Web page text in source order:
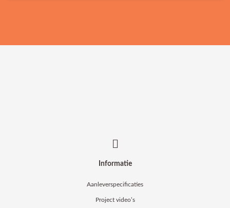
Informatie
Aanleverspecificaties
Project video’s